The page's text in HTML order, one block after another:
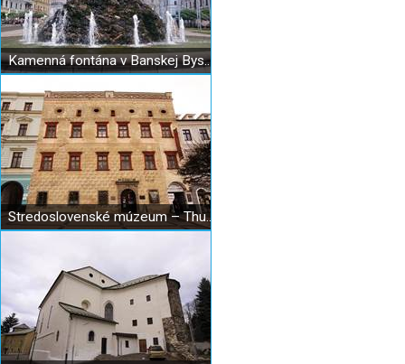
Kamenná fontána v Banskej Bystrici
Stredoslovenské múzeum – Thurzov dom